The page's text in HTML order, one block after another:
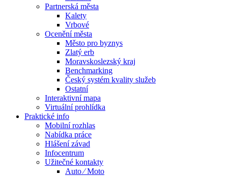
Partnerská města
Kalety
Vrbové
Ocenění města
Město pro byznys
Zlatý erb
Moravskoslezský kraj
Benchmarking
Český systém kvality služeb
Ostatní
Interaktivní mapa
Virtuální prohlídka
Praktické info
Mobilní rozhlas
Nabídka práce
Hlášení závad
Infocentrum
Užitečné kontakty
Auto ⁄ Moto